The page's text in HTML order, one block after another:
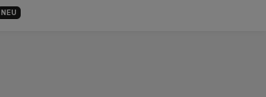
NEU